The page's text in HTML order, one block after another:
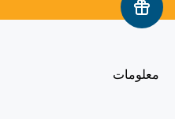
معلومات